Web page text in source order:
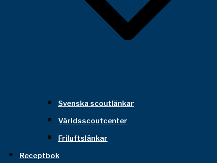
Svenska scoutlänkar
Världsscoutcenter
Friluftslänkar
Receptbok